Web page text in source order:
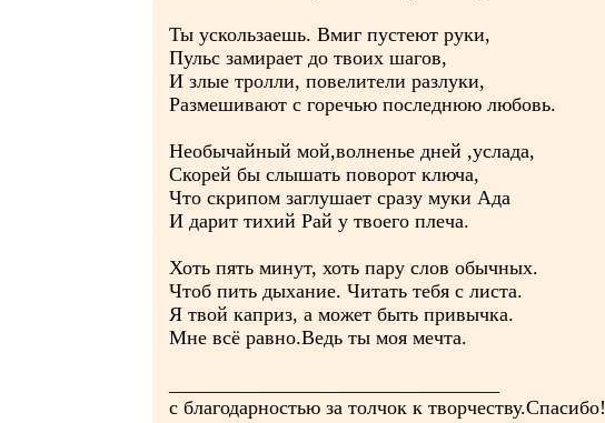
Ты ускользаешь. Вмиг пустеют руки,
Пульс замирает до твоих шагов,
И злые тролли, повелители разлуки,
Размешивают с горечью последнюю любовь.
Необычайный мой,волненье дней ,услада,
Скорей бы слышать поворот ключа,
Что скрипом заглушает сразу муки Ада
И дарит тихий Рай у твоего плеча.
Хоть пять минут, хоть пару слов обычных.
Чтоб пить дыхание. Читать тебя с листа.
Я твой каприз, а может быть привычка.
Мне всё равно.Ведь ты моя мечта.
с благодарностью за толчок к творчеству.Спасибо!